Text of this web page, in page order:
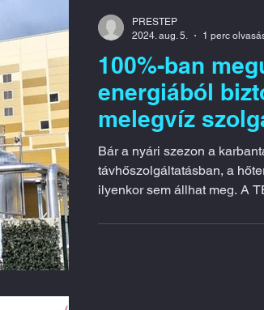
Útfejlesztések
és a munkahelyen
Zöld város
Elektromos töltőállomások
fejlesztése
100%-ban
energiából
melegvíz
TERMOSTAR
Bár a nyári szezon a
távhőszolgáltatásban, a
ilyenkor sem állhat meg. A
PRESTEP
2024. aug. 5.
1 perc